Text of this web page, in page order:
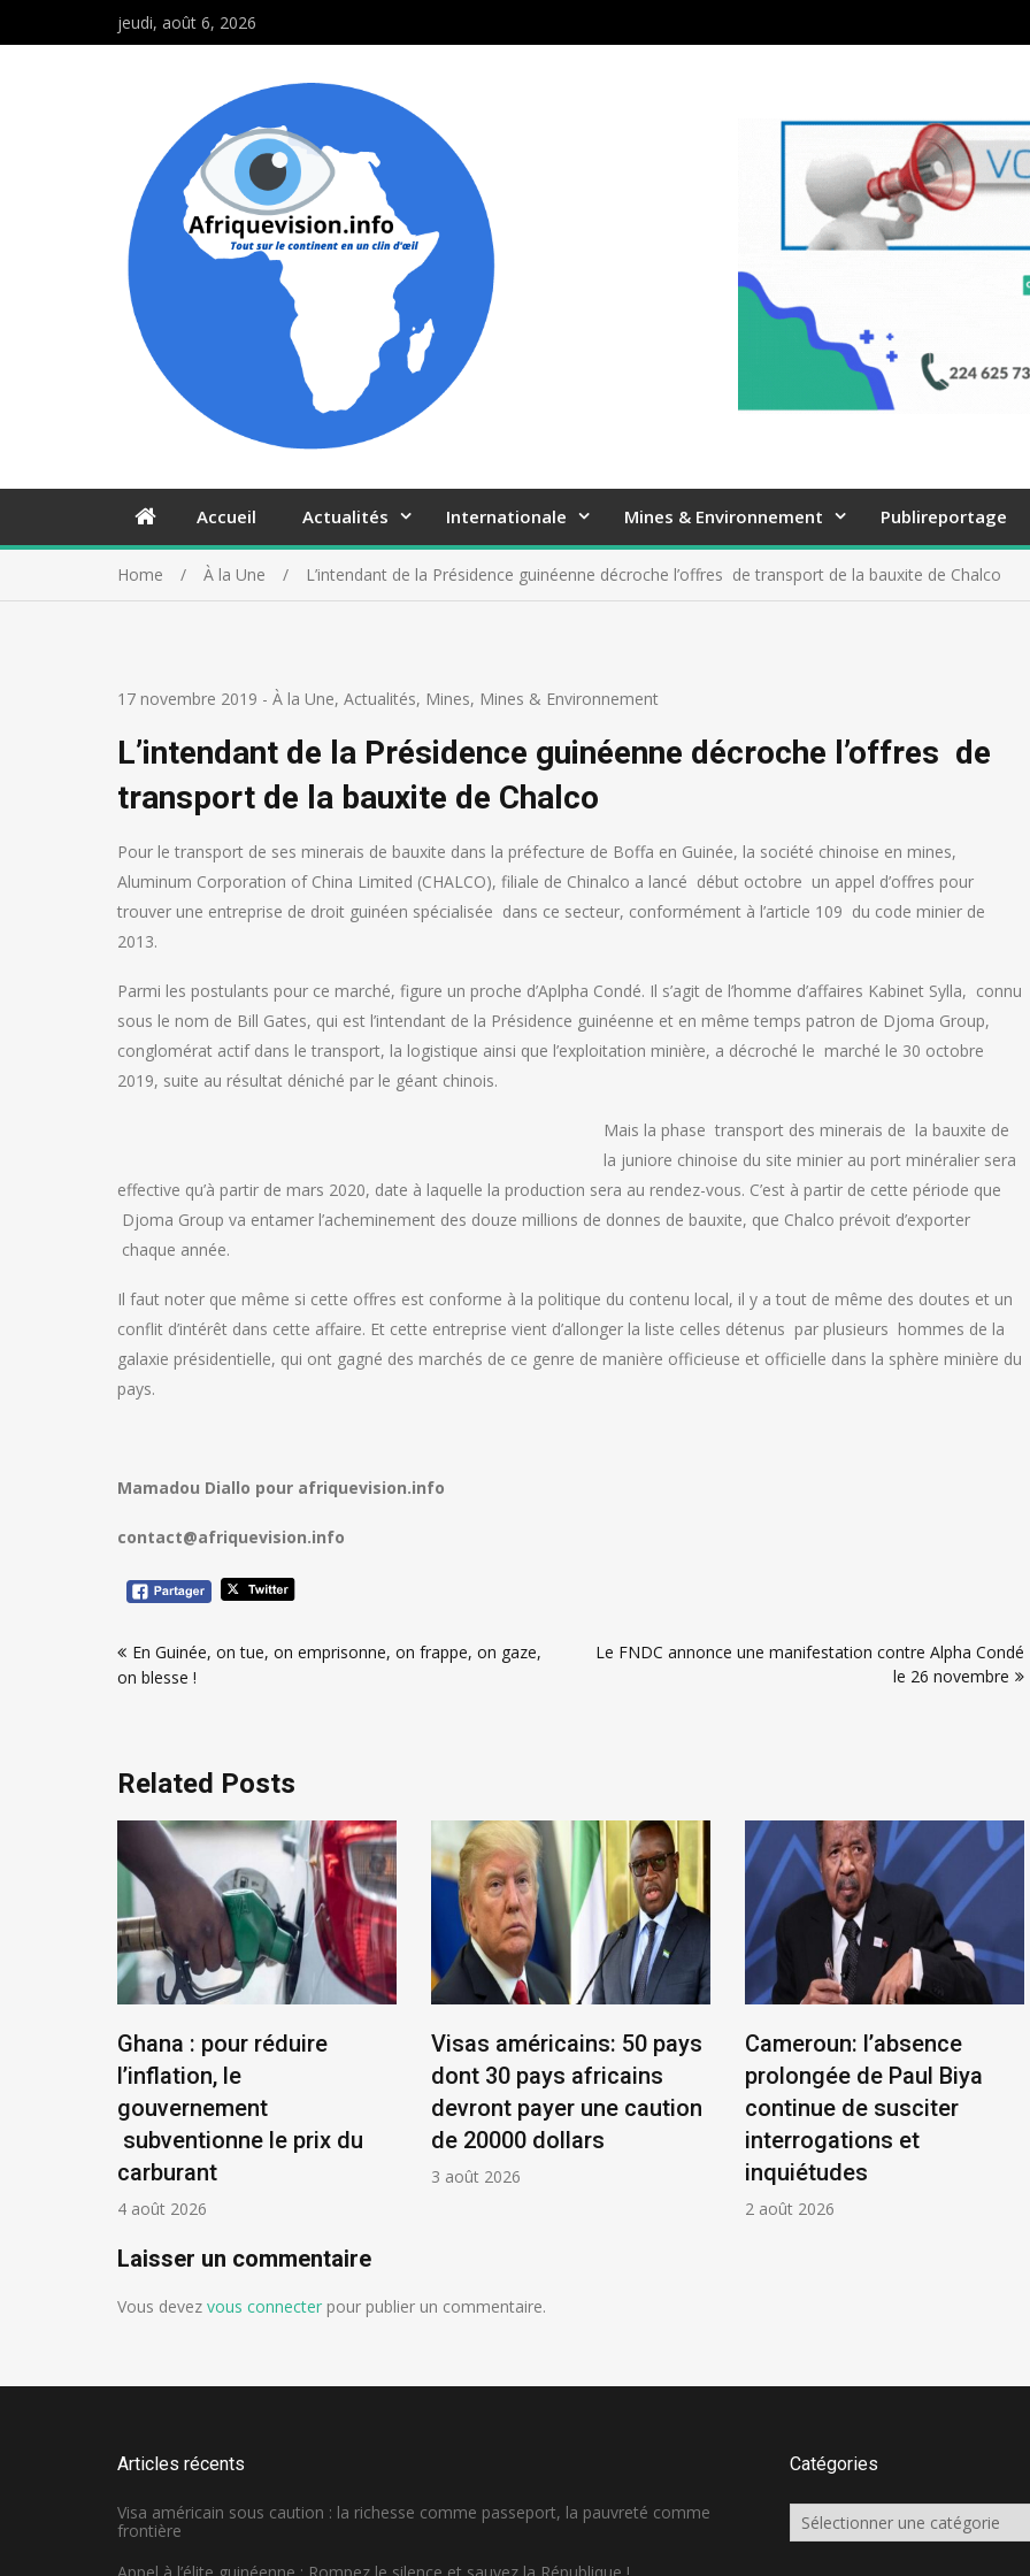
jeudi, août 6, 2026
Accueil Actualités Internationale Mines & Environnement Publireportage
Home À la Une L’intendant de la Présidence guinéenne décroche l’offres de transport de la bauxite de Chalco
17 novembre 2019 - À la Une, Actualités, Mines, Mines & Environnement
L’intendant de la Présidence guinéenne décroche l’offres de
transport de la bauxite de Chalco
Pour le transport de ses minerais de bauxite dans la préfecture de Boffa en Guinée, la société chinoise en mines,
Aluminum Corporation of China Limited (CHALCO), filiale de Chinalco a lancé début octobre un appel d’offres pour
trouver une entreprise de droit guinéen spécialisée dans ce secteur, conformément à l’article 109 du code minier de
2013.
Parmi les postulants pour ce marché, figure un proche d’Aplpha Condé. Il s’agit de l’homme d’affaires Kabinet Sylla, connu
sous le nom de Bill Gates, qui est l’intendant de la Présidence guinéenne et en même temps patron de Djoma Group,
conglomérat actif dans le transport, la logistique ainsi que l’exploitation minière, a décroché le marché le 30 octobre
2019, suite au résultat déniché par le géant chinois.
Mais la phase transport des minerais de la bauxite de
la juniore chinoise du site minier au port minéralier sera
effective qu’à partir de mars 2020, date à laquelle la production sera au rendez-vous. C’est à partir de cette période que
Djoma Group va entamer l’acheminement des douze millions de donnes de bauxite, que Chalco prévoit d’exporter
chaque année.
Il faut noter que même si cette offres est conforme à la politique du contenu local, il y a tout de même des doutes et un
conflit d’intérêt dans cette affaire. Et cette entreprise vient d’allonger la liste celles détenus par plusieurs hommes de la
galaxie présidentielle, qui ont gagné des marchés de ce genre de manière officieuse et officielle dans la sphère minière du
pays.
Mamadou Diallo pour afriquevision.info
contact@afriquevision.info
deEn Guinée, on tue, on emprisonne, on frappe, on gaze,
on blesse !
Le FNDC annonce une manifestation contre Alpha Condé
le 26 novembre
Related Posts
Ghana : pour réduire
l’inflation, le
gouvernement
subventionne le prix du
carburant
4 août 2026
Visas américains: 50 pays
dont 30 pays africains
devront payer une caution
de 20000 dollars
3 août 2026
Cameroun: l’absence
prolongée de Paul Biya
continue de susciter
interrogations et
inquiétudes
2 août 2026
Laisser un commentaire
Vous devez vous connecter pour publier un commentaire.
Articles récents
Visa américain sous caution : la richesse comme passeport, la pauvreté comme
frontière
Catégories
Catégories